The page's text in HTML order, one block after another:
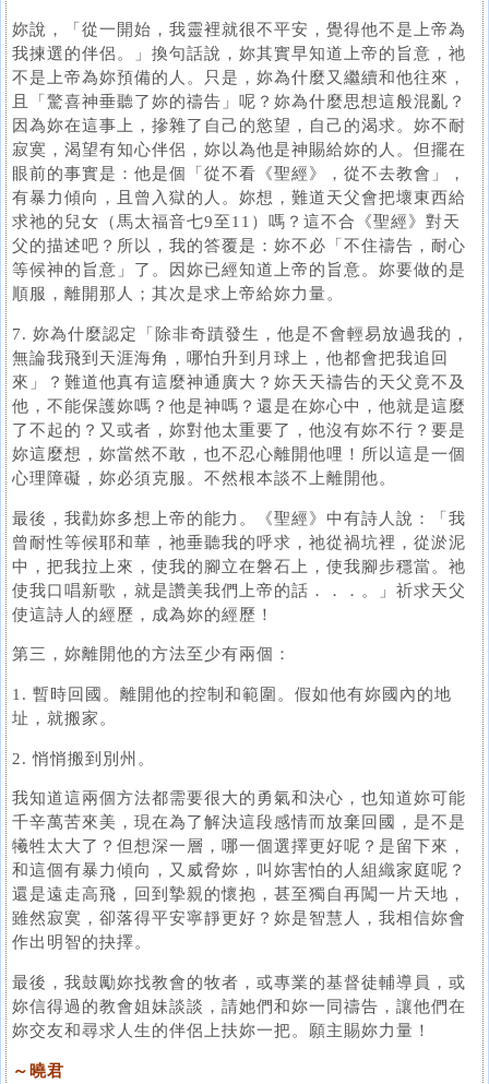
妳說，「從一開始，我靈裡就很不平安，覺得他不是上帝為
我揀選的伴侶。」換句話說，妳其實早知道上帝的旨意，祂
不是上帝為妳預備的人。只是，妳為什麼又繼續和他往來，
且「驚喜神垂聽了妳的禱告」呢？妳為什麼思想這般混亂？
因為妳在這事上，摻雜了自己的慾望，自己的渴求。妳不耐
寂寞，渴望有知心伴侶，妳以為他是神賜給妳的人。但擺在
眼前的事實是：他是個「從不看《聖經》，從不去教會」，
有暴力傾向，且曾入獄的人。妳想，難道天父會把壞東西給
求祂的兒女（馬太福音七9至11）嗎？這不合《聖經》對天
父的描述吧？所以，我的答覆是：妳不必「不住禱告，耐心
等候神的旨意」了。因妳已經知道上帝的旨意。妳要做的是
順服，離開那人；其次是求上帝給妳力量。
7. 妳為什麼認定「除非奇蹟發生，他是不會輕易放過我的，
無論我飛到天涯海角，哪怕升到月球上，他都會把我追回
來」？難道他真有這麼神通廣大？妳天天禱告的天父竟不及
他，不能保護妳嗎？他是神嗎？還是在妳心中，他就是這麼
了不起的？又或者，妳對他太重要了，他沒有妳不行？要是
妳這麼想，妳當然不敢，也不忍心離開他哩！所以這是一個
心理障礙，妳必須克服。不然根本談不上離開他。
最後，我勸妳多想上帝的能力。《聖經》中有詩人說：「我
曾耐性等候耶和華，祂垂聽我的呼求，祂從禍坑裡，從淤泥
中，把我拉上來，使我的腳立在磐石上，使我腳步穩當。祂
使我口唱新歌，就是讚美我們上帝的話．．．。」祈求天父
使這詩人的經歷，成為妳的經歷！
第三，妳離開他的方法至少有兩個：
1. 暫時回國。離開他的控制和範圍。假如他有妳國內的地
址，就搬家。
2. 悄悄搬到別州。
我知道這兩個方法都需要很大的勇氣和決心，也知道妳可能
千辛萬苦來美，現在為了解決這段感情而放棄回國，是不是
犧牲太大了？但想深一層，哪一個選擇更好呢？是留下來，
和這個有暴力傾向，又威脅妳，叫妳害怕的人組織家庭呢？
還是遠走高飛，回到摯親的懷抱，甚至獨自再闖一片天地，
雖然寂寞，卻落得平安寧靜更好？妳是智慧人，我相信妳會
作出明智的抉擇。
最後，我鼓勵妳找教會的牧者，或專業的基督徒輔導員，或
妳信得過的教會姐妹談談，請她們和妳一同禱告，讓他們在
妳交友和尋求人生的伴侶上扶妳一把。願主賜妳力量！
～曉君